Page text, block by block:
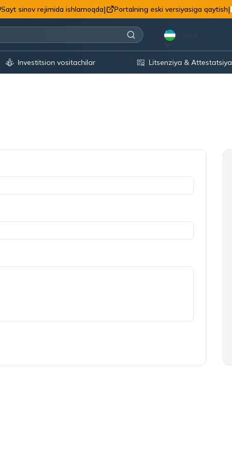
Sayt sinov rejimida ishlamoqda| Portalning eski versiyasiga qaytish|
O'zbek
Investitsion vositachilar Litsenziya & Attestatsiya